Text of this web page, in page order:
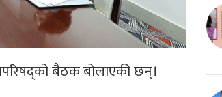
बैठक बोलाएकी छन्।